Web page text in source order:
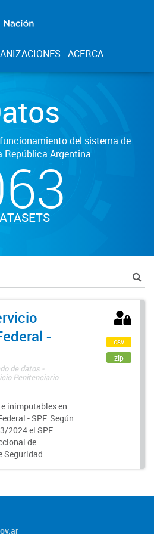
ACERCA
del sistema de
República Argentina.
-
de datos -
Penitenciario
inimputables en
- SPF. Según
2024 el SPF
de
csv
zip